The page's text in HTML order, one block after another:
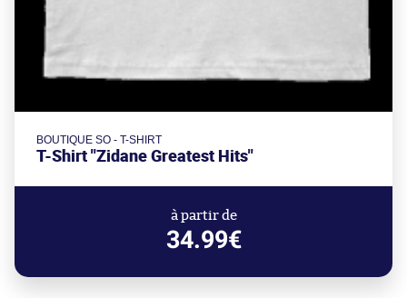
BOUTIQUE SO - T-SHIRT
T-Shirt "Zidane Greatest Hits"
à partir de
34.99€